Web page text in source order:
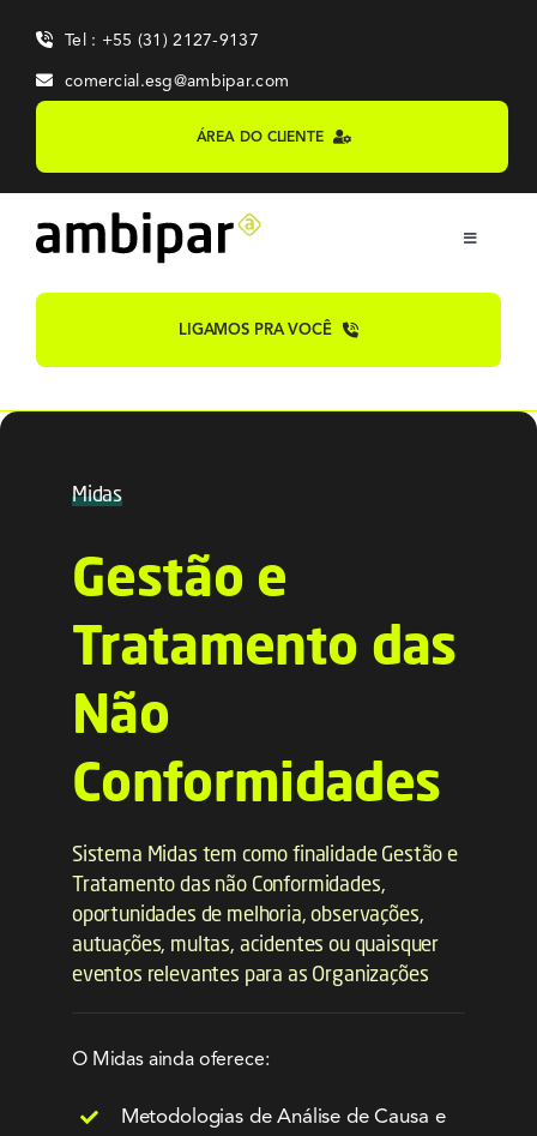
content
Tel : +55 (31) 2127-9137
comercial.esg@ambipar.com
ÁREA DO CLIENTE
Toggle
Home
LIGAMOS PRA VOCÊ
Midas
Gestão e
Tratamento das
Não
Conformidades
Sistema Midas tem como finalidade Gestão e
Tratamento das não Conformidades,
oportunidades de melhoria, observações,
autuações, multas, acidentes ou quaisquer
eventos relevantes para as Organizações
O Midas ainda oferece:
Metodologias de Análise de Causa e